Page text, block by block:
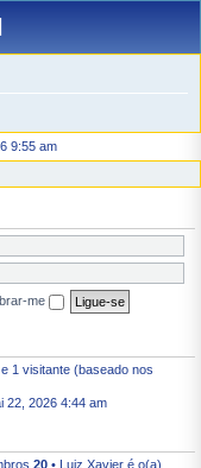
9:55 am
me
1 visitante (baseado nos
22, 2026 4:44 am
20 • Luiz Xavier é o(a)